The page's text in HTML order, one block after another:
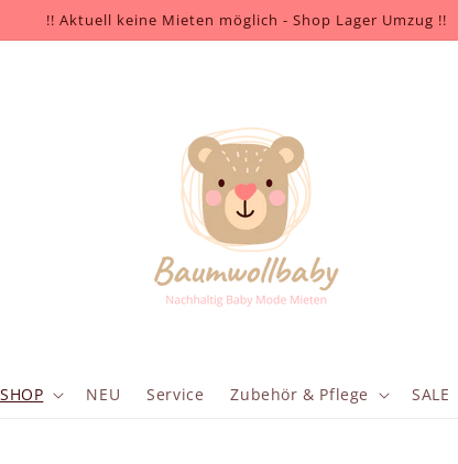
!! Aktuell keine Mieten möglich - Shop Lager Umzug !!
SHOP NEU Service Zubehör & Pflege SALE